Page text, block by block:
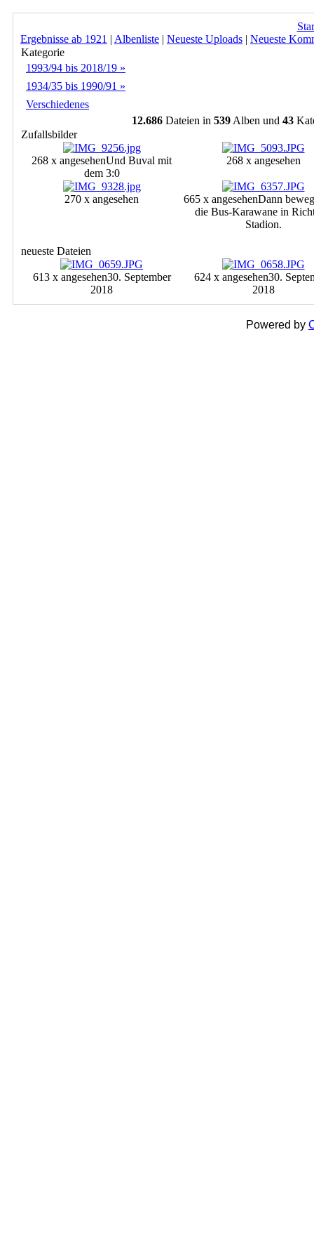
Ergebnisse ab 1921 | Albenliste | Neueste Uploads | Neueste
Kategorie
1993/94 bis 2018/19 »
1934/35 bis 1990/91 »
Verschiedenes
12.686 Dateien in 539 Alben und 43
Zufallsbilder
268 x angesehenUnd Buval mit
dem 3:0
268 x angesehen
270 x angesehen 665 x angesehenDann
die Bus-Karawane in
Stadion.
neueste Dateien
613 x angesehen30. September
2018
624 x angesehen30.
2018
Powered by